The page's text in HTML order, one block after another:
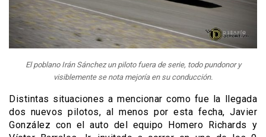
El poblano Irán Sánchez un piloto fuera de serie, todo pundonor y
visiblemente se nota mejoría en su conducción.
Distintas situaciones a mencionar como fue la llegada
dos nuevos pilotos, al menos por esta fecha, Javier
González con el auto del equipo Homero Richards y